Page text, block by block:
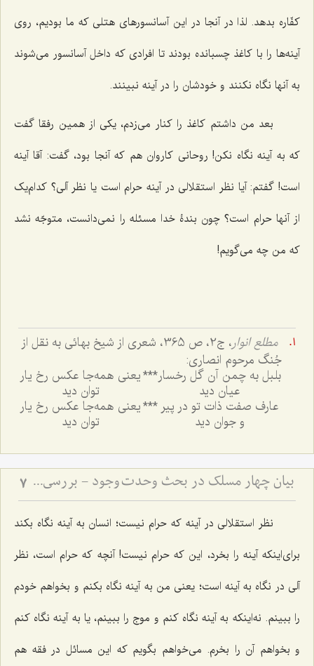
کفّاره بدهد. لذا در آنجا در این آسانسورهای هتلی که ما بودیم، روی
آینه‌ها را با کاغذ چسبانده بودند تا افرادی که داخل آسانسور می‌شوند
به آنها نگاه نکنند و خودشان را در آینه نبینند.
بعد من داشتم کاغذ را کنار می‌زدم، یکی از همین رفقا گفت
که به آینه نگاه نکن! روحانی کاروان هم که آنجا بود، گفت: آقا آینه
است! گفتم: آیا نظر استقلالی در آینه حرام است یا نظر آلی؟ کدام‌یک
از آنها حرام است؟ چون بندۀ خدا مسئله را نمی‌دانست، متوجّه نشد
که من چه می‌گویم!
مطلع انوار
، ج‌2، ص 365، شعری از شیخ بهائی به نقل از
جُنگ مرحوم انصاری‌:
بلبل به چمن آن گل رخسار
عیان دید
***یعنی همه‌جا عکس رخ یار
توان دید
عارف صفت ذات تو در پیر
و جوان دید
***یعنی همه‌جا عکس رخ یار
توان دید
بیان چهار مسلک در بحث وحدت وجود - بررسی مسلک حق در موضوع وحدت وجود 7
نظر استقلالی در آینه که حرام نیست؛ انسان به آینه نگاه بکند
برای‌اینکه آینه را بخرد، این که حرام نیست! آنچه که حرام است، نظر
آلی در نگاه به آینه است؛ یعنی من به آینه نگاه بکنم و بخواهم خودم
را ببینم. نه‌اینکه به آینه نگاه کنم و موج را ببینم، یا به آینه نگاه کنم
و بخواهم آن را بخرم. می‌خواهم بگویم که این مسائل در فقه هم